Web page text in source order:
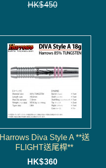
HK$450
Harrows Diva Style A **送
FLIGHT送尾桿**
HK$360